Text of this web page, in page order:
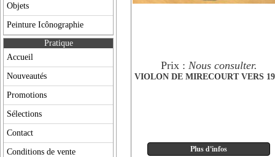
Objets
Peinture Icônographie
Pratique
Accueil
Nouveautés
Promotions
Sélections
Contact
Conditions de vente
Prix : Nous consulter.
VIOLON DE MIRECOURT VERS